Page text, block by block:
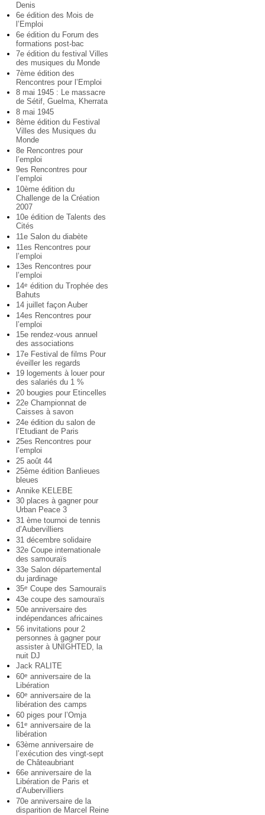
Denis
6e édition des Mois de
l’Emploi
6e édition du Forum des
formations post-bac
7e édition du festival Villes
des musiques du Monde
7ème édition des
Rencontres pour l’Emploi
8 mai 1945 : Le massacre
de Sétif, Guelma, Kherrata
8 mai 1945
8ème édition du Festival
Villes des Musiques du
Monde
8e Rencontres pour
l’emploi
9es Rencontres pour
l’emploi
10ème édition du
Challenge de la Création
2007
10e édition de Talents des
Cités
11e Salon du diabète
11es Rencontres pour
l’emploi
13es Rencontres pour
l’emploi
14e édition du Trophée des
Bahuts
14 juillet façon Auber
14es Rencontres pour
l’emploi
15e rendez-vous annuel
des associations
17e Festival de films Pour
éveiller les regards
19 logements à louer pour
des salariés du 1 %
20 bougies pour Etincelles
22e Championnat de
Caisses à savon
24e édition du salon de
l’Etudiant de Paris
25es Rencontres pour
l’emploi
25 août 44
25ème édition Banlieues
bleues
Annike KELEBE
30 places à gagner pour
Urban Peace 3
31 ème tournoi de tennis
d’Aubervilliers
31 décembre solidaire
32e Coupe internationale
des samouraïs
33e Salon départemental
du jardinage
35e Coupe des Samouraïs
43e coupe des samouraïs
50e anniversaire des
indépendances africaines
56 invitations pour 2
personnes à gagner pour
assister à UNIGHTED, la
nuit DJ
Jack RALITE
60e anniversaire de la
Libération
60e anniversaire de la
libération des camps
60 piges pour l’Omja
61e anniversaire de la
libération
63ème anniversaire de
l’exécution des vingt-sept
de Châteaubriant
66e anniversaire de la
Libération de Paris et
d’Aubervilliers
70e anniversaire de la
disparition de Marcel Reine